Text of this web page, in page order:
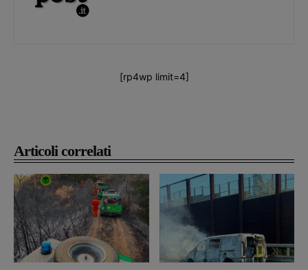
Articoli correlati
[rp4wp limit=4]